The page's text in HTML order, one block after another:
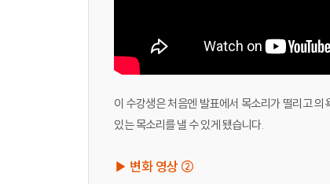
이 수강생은 처음엔 발표에서 목소리가 떨리고
있는 목소리를 낼 수 있게 됐습니다.
▶ 변화 영상 ②